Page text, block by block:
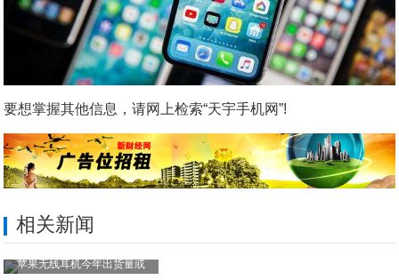
要想掌握其他信息，请网上检索“天宇手机网”!
相关新闻
苹果无线耳机今年出货量或